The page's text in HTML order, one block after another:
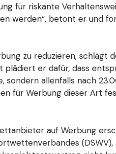
für riskante
werden“, betont er und
zu reduzieren, schlägt
plädiert er dafür, dass
allenfalls nach
für Werbung dieser Art
auf Werbung